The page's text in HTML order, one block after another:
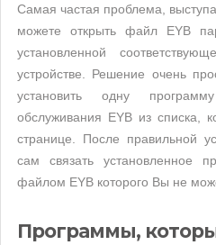
Самая частая проблема,
можете открыть файл EYB
установленной
устройстве. Решение очень
установить одну
обслуживания EYB из списка,
странице. После правильной
сам связать установленное
файлом EYB которого Вы не
Программы,